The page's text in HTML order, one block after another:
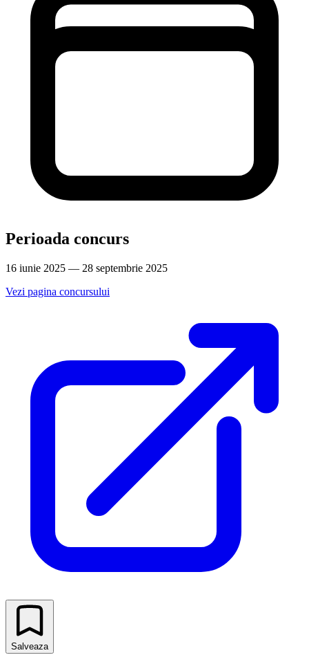
Perioada concurs
16 iunie 2025 — 28 septembrie 2025
Vezi pagina concursului
Salveaza